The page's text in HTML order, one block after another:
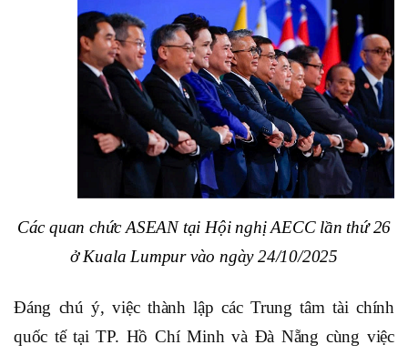
Các quan chức ASEAN tại Hội nghị AECC lần thứ 26
ở Kuala Lumpur vào ngày 24/10/2025
Đáng chú ý, việc thành lậpcác Trung tâm tài chính
quốc tế tại TP. Hồ Chí Minh và Đà Nẵng cùng việc